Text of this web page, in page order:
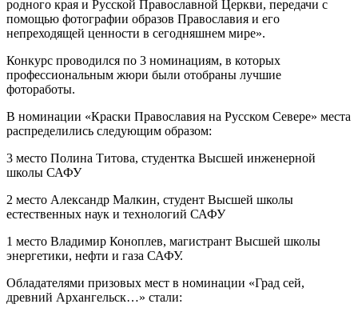
родного края и Русской Православной Церкви, передачи с
помощью фотографии образов Православия и его
непреходящей ценности в сегодняшнем мире».
Конкурс проводился по 3 номинациям, в которых
профессиональным жюри были отобраны лучшие
фотоработы.
В номинации «Краски Православия на Русском Севере» места
распределились следующим образом:
3 место Полина Титова, студентка Высшей инженерной
школы САФУ
2 место Александр Малкин, студент Высшей школы
естественных наук и технологий САФУ
1 место Владимир Коноплев, магистрант Высшей школы
энергетики, нефти и газа САФУ.
Обладателями призовых мест в номинации «Град сей,
древний Архангельск…» стали: